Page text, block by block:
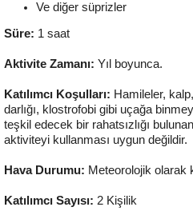
Ve diğer süprizler
Süre: 1 saat
Aktivite Zamanı: Yıl boyunca.
Katılımcı Koşulları: Hamileler,
darlığı, klostrofobi gibi uçağa
teşkil edecek bir rahatsızlığı
aktiviteyi kullanması uygun değildir.
Hava Durumu: Meteorolojik olarak
Katılımcı Sayısı: 2 Kişilik